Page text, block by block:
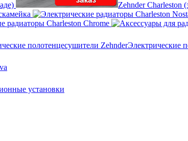
Zehnder Charleston
радиаторы Charleston Chrome
Электрические
установки